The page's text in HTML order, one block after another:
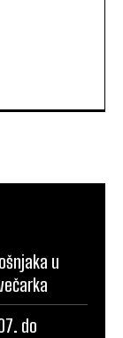
u
do